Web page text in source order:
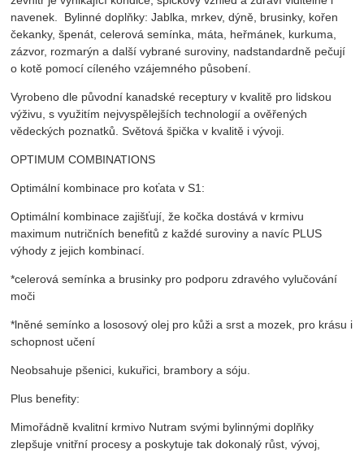
navenek. Bylinné doplňky: Jablka, mrkev, dýně, brusinky, kořen
čekanky, špenát, celerová semínka, máta, heřmánek, kurkuma,
zázvor, rozmarýn a další vybrané suroviny, nadstandardně pečují
o kotě pomocí cíleného vzájemného působení.
Vyrobeno dle původní kanadské receptury v kvalitě pro lidskou
výživu, s využitím nejvyspělejších technologií a ověřených
vědeckých poznatků. Světová špička v kvalitě i vývoji.
OPTIMUM COMBINATIONS
Optimální kombinace pro koťata v S1:
Optimální kombinace zajišťují, že kočka dostává v krmivu
maximum nutričních benefitů z každé suroviny a navíc PLUS
výhody z jejich kombinací.
*celerová semínka a brusinky pro podporu zdravého vylučování
moči
*lněné semínko a lososový olej pro kůži a srst a mozek, pro krásu i
schopnost učení
Neobsahuje pšenici, kukuřici, brambory a sóju.
Plus benefity:
Mimořádně kvalitní krmivo Nutram svými bylinnými doplňky
zlepšuje vnitřní procesy a poskytuje tak dokonalý růst, vývoj,